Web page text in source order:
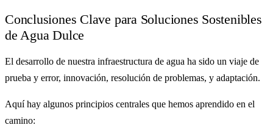
Conclusiones Clave para Soluciones Sostenibles
de Agua Dulce
El desarrollo de nuestra infraestructura de agua ha sido un viaje de
prueba y error, innovación, resolución de problemas, y adaptación.
Aquí hay algunos principios centrales que hemos aprendido en el
camino: